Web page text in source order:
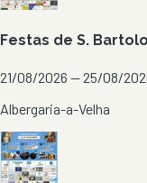
Festas de S.
21/08/2026 — 25/08/
Albergaria-a-Velha